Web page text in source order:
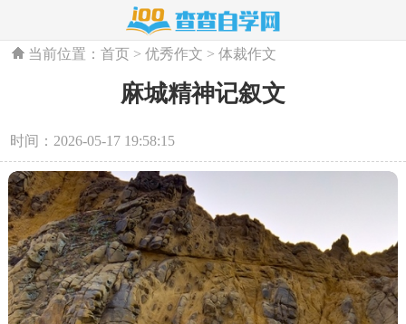
当前位置：首页 >优秀作文 >体裁作文
麻城精神记叙文
时间：2026-05-17 19:58:15